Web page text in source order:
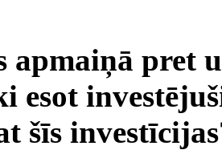
apmaiņā pret
esot
šīs